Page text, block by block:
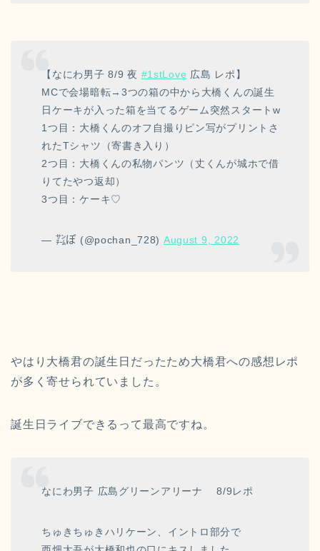
【なにわ男子 8/9 夜 #1stLove 広島 レポ】
MCで会場暗転→3つの箱の中から大橋くんの誕生
日ケーキが入った箱を当てるゲーム突然スタートw
1つ目：大橋くんのオフ自撮りピン写がプリントさ
れたTシャツ（寄書き入り）
2つ目：大橋くんの私物パンツ（丈くんが城ホで借
りてたやつ返却）
3つ目：ケーキ♡
— ㌠ぽ (@pochan_728) August 9, 2022
やはり大橋君の誕生日だったため大橋君への感想レポ
が多く寄せられていました。
誕生日ライブできるって最高ですね。
なにわ男子 広島グリーンアリーナ 8/9レポ
ちゅきちゅきハリケーン、イントロ部分で